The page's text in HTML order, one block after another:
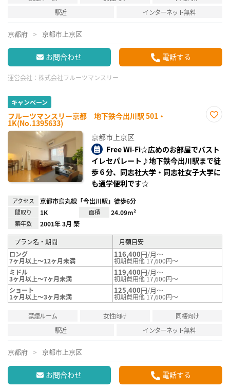
駅近
インターネット無料
京都府 京都市上京区
お問合わせ 電話する
運営会社： 株式会社フルーツマンスリー
キャンペーン
フルーツマンスリー京都 地下鉄今出川駅 501・
1K(No.1395633)
録
京都市上京区
Free Wi-Fi☆広めのお部屋でバスト
イレセパレート♪地下鉄今出川駅まで徒
歩６分、同志社大学・同志社女子大学に
も通学便利です☆
アクセス 京都市烏丸線「今出川駅」徒歩6分
間取り 1K 面積 24.09m²
築年数 2001年 3月 築
プラン名・期間
月額目安
ロング
7ヶ月以上～12ヶ月未満
116,400円/月～
初期費用他 17,600円～
ミドル
3ヶ月以上～7ヶ月未満
119,400円/月～
初期費用他 17,600円～
ショート
1ヶ月以上～3ヶ月未満
125,400円/月～
初期費用他 17,600円～
禁煙ルーム 女性向け
同棲向け
駅近
インターネット無料
京都府 京都市上京区
お問合わせ 電話する